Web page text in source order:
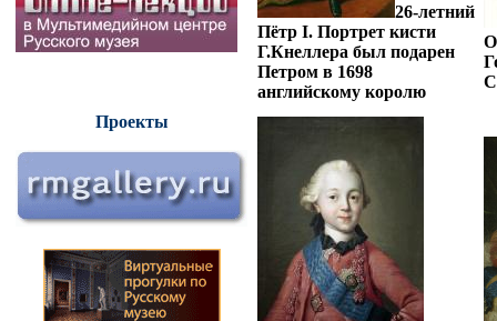
Проекты
26-летний
Пётр I. Портрет кисти
Г.Кнеллера был подарен
Петром в 1698
английскому королю